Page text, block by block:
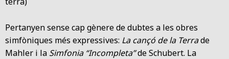
Pertanyen sense cap gènere de dubtes a les obres
simfòniques més expressives: La cançó de la Terrade
Mahler i la Simfonia “Incompleta”de Schubert. La